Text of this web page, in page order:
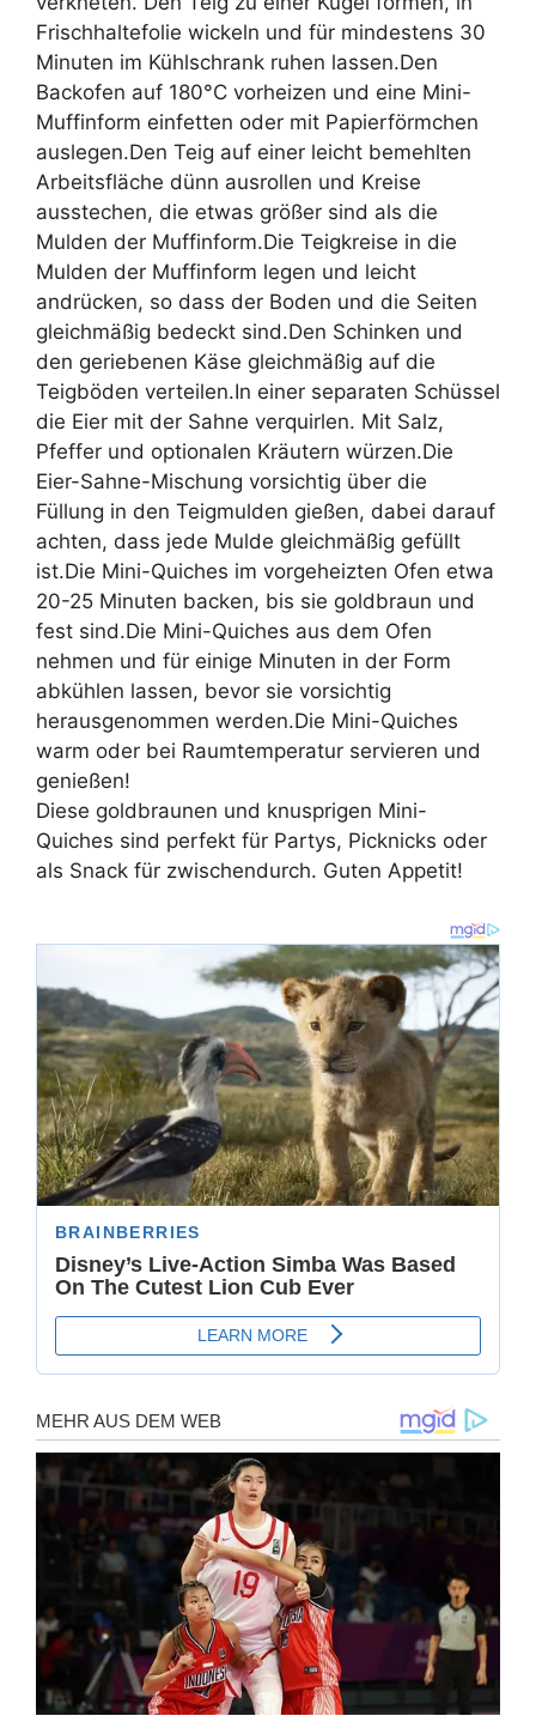
Frischhaltefolie wickeln und für mindestens 30
Minuten im Kühlschrank ruhen lassen.Den
Backofen auf 180°C vorheizen und eine Mini-
Muffinform einfetten oder mit Papierförmchen
auslegen.Den Teig auf einer leicht bemehlten
Arbeitsfläche dünn ausrollen und Kreise
ausstechen, die etwas größer sind als die
Mulden der Muffinform.Die Teigkreise in die
Mulden der Muffinform legen und leicht
andrücken, so dass der Boden und die Seiten
gleichmäßig bedeckt sind.Den Schinken und
den geriebenen Käse gleichmäßig auf die
Teigböden verteilen.In einer separaten Schüssel
die Eier mit der Sahne verquirlen. Mit Salz,
Pfeffer und optionalen Kräutern würzen.Die
Eier-Sahne-Mischung vorsichtig über die
Füllung in den Teigmulden gießen, dabei darauf
achten, dass jede Mulde gleichmäßig gefüllt
ist.Die Mini-Quiches im vorgeheizten Ofen etwa
20-25 Minuten backen, bis sie goldbraun und
fest sind.Die Mini-Quiches aus dem Ofen
nehmen und für einige Minuten in der Form
abkühlen lassen, bevor sie vorsichtig
herausgenommen werden.Die Mini-Quiches
warm oder bei Raumtemperatur servieren und
genießen!
Diese goldbraunen und knusprigen Mini-
Quiches sind perfekt für Partys, Picknicks oder
als Snack für zwischendurch. Guten Appetit!